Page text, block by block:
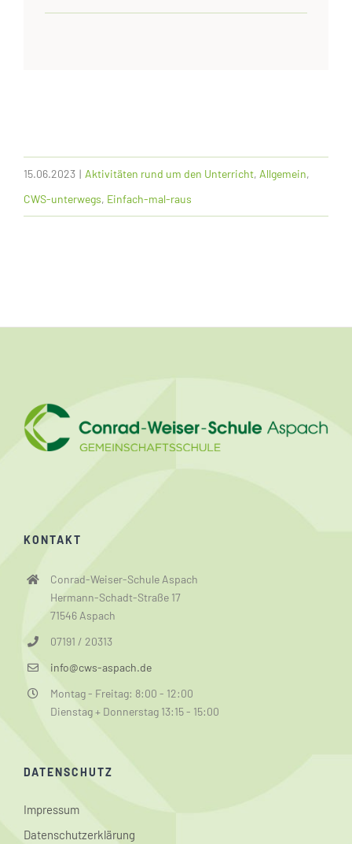
15.06.2023 | Aktivitäten rund um den Unterricht, Allgemein,
CWS-unterwegs, Einfach-mal-raus
KONTAKT
Conrad-Weiser-Schule Aspach
Hermann-Schadt-Straße 17
71546 Aspach
07191 / 20313
info@cws-aspach.de
Montag - Freitag: 8:00 - 12:00
Dienstag + Donnerstag 13:15 - 15:00
DATENSCHUTZ
Impressum
Datenschutzerklärung